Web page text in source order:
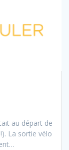
au départ de
La sortie vélo